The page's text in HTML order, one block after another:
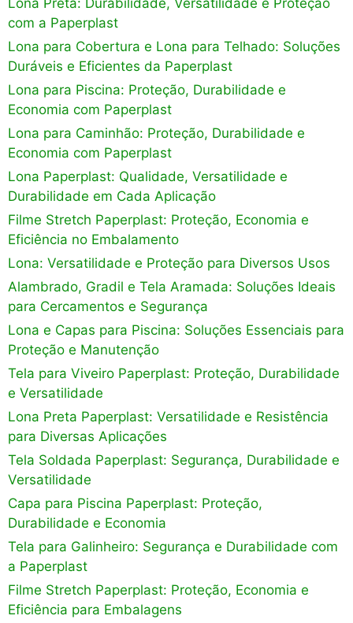
com a Paperplast
Lona para Cobertura e Lona para Telhado: Soluções
Duráveis e Eficientes da Paperplast
Lona para Piscina: Proteção, Durabilidade e
Economia com Paperplast
Lona para Caminhão: Proteção, Durabilidade e
Economia com Paperplast
Lona Paperplast: Qualidade, Versatilidade e
Durabilidade em Cada Aplicação
Filme Stretch Paperplast: Proteção, Economia e
Eficiência no Embalamento
Lona: Versatilidade e Proteção para Diversos Usos
Alambrado, Gradil e Tela Aramada: Soluções Ideais
para Cercamentos e Segurança
Lona e Capas para Piscina: Soluções Essenciais para
Proteção e Manutenção
Tela para Viveiro Paperplast: Proteção, Durabilidade
e Versatilidade
Lona Preta Paperplast: Versatilidade e Resistência
para Diversas Aplicações
Tela Soldada Paperplast: Segurança, Durabilidade e
Versatilidade
Capa para Piscina Paperplast: Proteção,
Durabilidade e Economia
Tela para Galinheiro: Segurança e Durabilidade com
a Paperplast
Filme Stretch Paperplast: Proteção, Economia e
Eficiência para Embalagens